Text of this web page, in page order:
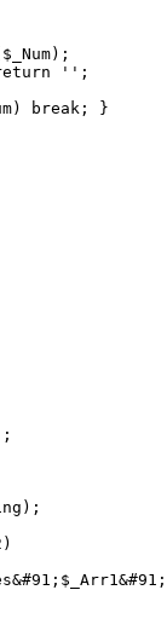
return '';
break; }